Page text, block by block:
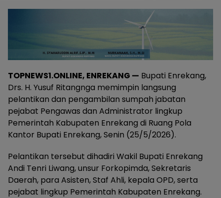
TOPNEWS1.ONLINE, ENREKANG — Bupati Enrekang,
Drs. H. Yusuf Ritangnga memimpin langsung
pelantikan dan pengambilan sumpah jabatan
pejabat Pengawas dan Administrator lingkup
Pemerintah Kabupaten Enrekang di Ruang Pola
Kantor Bupati Enrekang, Senin (25/5/2026).
Pelantikan tersebut dihadiri Wakil Bupati Enrekang
Andi Tenri Liwang, unsur Forkopimda, Sekretaris
Daerah, para Asisten, Staf Ahli, kepala OPD, serta
pejabat lingkup Pemerintah Kabupaten Enrekang.